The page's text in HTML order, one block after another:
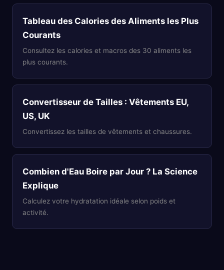
Tableau des Calories des Aliments les Plus
Courants
Consultez les calories et macros des 30 aliments les
plus courants.
Convertisseur de Tailles : Vêtements EU,
US, UK
Convertissez les tailles de vêtements et chaussures.
Combien d'Eau Boire par Jour ? La Science
Explique
Calculez votre hydratation idéale selon poids et
activité.